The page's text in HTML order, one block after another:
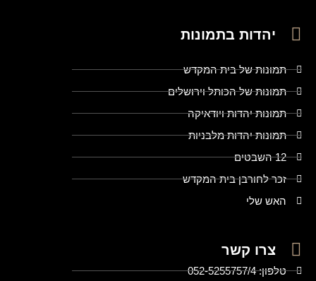
יהדות בתמונות
תמונות של בית המקדש
תמונות של הכותל וירושלים
תמונות יהדות ויודאיקה
תמונות יהדות מלבניות
12 השבטים
זכר לחורבן בית המקדש
האש שלי
צרו קשר
טלפון: 052-5255757/4